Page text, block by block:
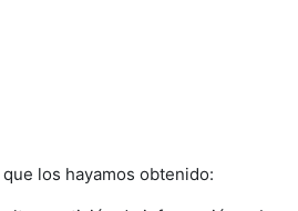
los hayamos obtenido: